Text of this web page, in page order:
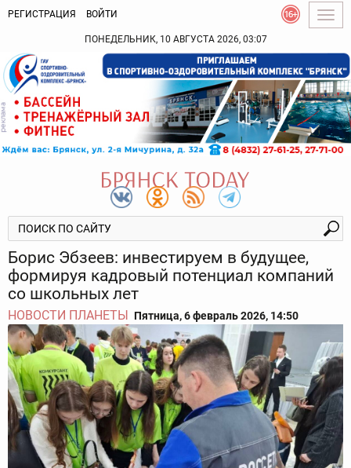
РЕГИСТРАЦИЯ ВОЙТИ
ПОНЕДЕЛЬНИК, 10 АВГУСТА 2026, 03:07
Борис Эбзеев: инвестируем в будущее,
формируя кадровый потенциал компаний
со школьных лет
НОВОСТИ ПЛАНЕТЫ Пятница, 6 февраль 2026, 14:50